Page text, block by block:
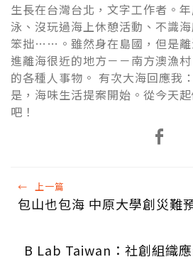
生長在台灣台北，文字工作者。
泳、沒玩過海上休憩活動、不識
笨拙……。雖然身在島國，但是離
進離海很近的地方－－南方澳漁
的各種人事物。 有次大海回應我
是，海味生活提案開始。從今天
吧！
← 上一篇
包山也包海 中原大學創災難
B Lab Taiwan：社創組織